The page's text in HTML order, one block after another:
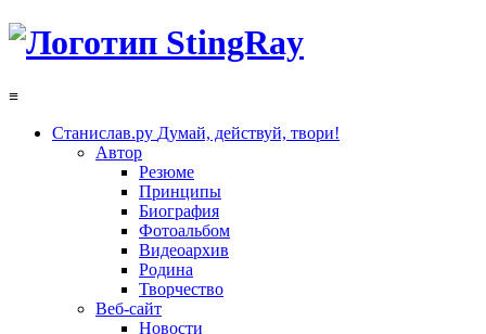
≡
Станислав.ру Думай, действуй, твори!
Автор
Резюме
Принципы
Биография
Фотоальбом
Видеоархив
Родина
Творчество
Веб-сайт
Новости